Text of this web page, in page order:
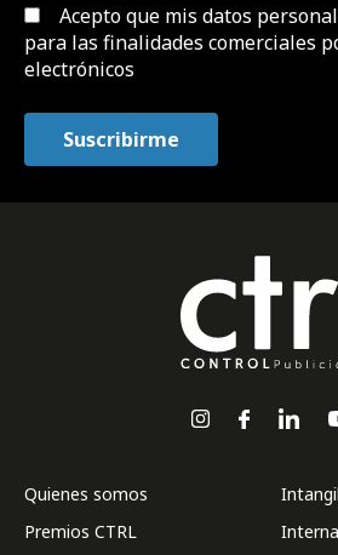
Acepto que mis datos
para las finalidades comerciales
electrónicos
Quienes somos
Premios CTRL